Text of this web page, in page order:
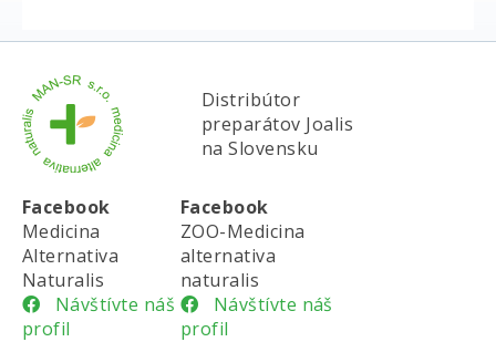
Distribútor
preparátov Joalis
na Slovensku
Facebook
Medicina
Alternativa
Naturalis
Návštívte náš
profil
Facebook
ZOO-Medicina
alternativa
naturalis
Návštívte náš
profil